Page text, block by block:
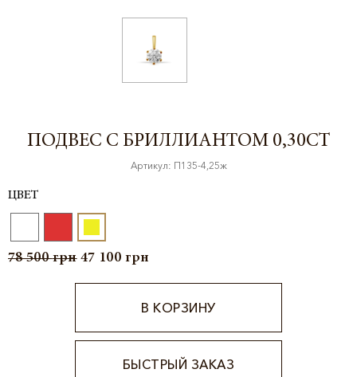
ПОДВЕС С БРИЛЛИАНТОМ 0,30CT
Артикул: П135-4,25ж
ЦВЕТ
78 500грн 47 100 грн
В КОРЗИНУ
БЫСТРЫЙ ЗАКАЗ